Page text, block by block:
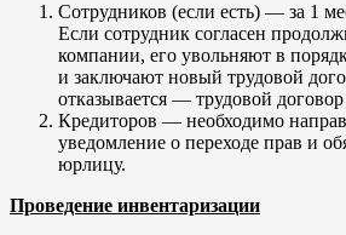
Сотрудников (если есть) — за 1
Если сотрудник согласен
компании, его увольняют в
и заключают новый трудовой
отказывается — трудовой договор
Кредиторов — необходимо
уведомление о переходе прав и
юрлицу.
Проведение инвентаризации